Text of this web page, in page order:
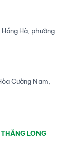
Hà, phường
Cường Nam,
LONG